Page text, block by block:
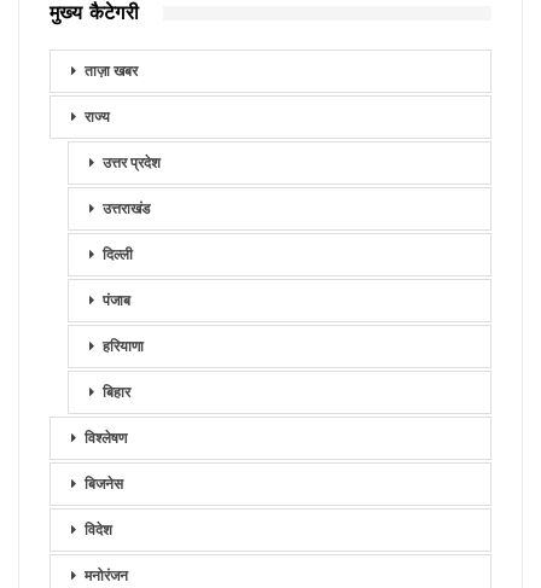
मुख्य कैटेगरी
ताज़ा खबर
राज्य
उत्तर प्रदेश
उत्तराखंड
दिल्ली
पंजाब
हरियाणा
बिहार
विश्लेषण
बिजनेस
विदेश
मनोरंजन